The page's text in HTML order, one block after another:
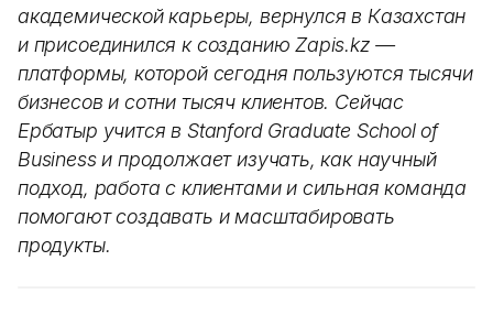
академической карьеры, вернулся в Казахстан
и присоединился к созданию Zapis.kz —
платформы, которой сегодня пользуются тысячи
бизнесов и сотни тысяч клиентов. Сейчас
Ербатыр учится в Stanford Graduate School of
Business и продолжает изучать, как научный
подход, работа с клиентами и сильная команда
помогают создавать и масштабировать
продукты.